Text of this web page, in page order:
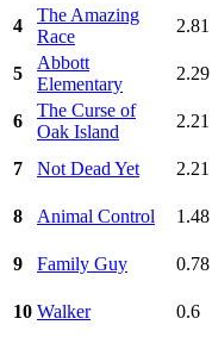
4
The Amazing
Race
2.81
5
Abbott
Elementary
2.29
6
The Curse of
Oak Island
2.21
7
Not Dead Yet 2.21
8
Animal Control 1.48
9
Family Guy 0.78
10 Walker 0.6